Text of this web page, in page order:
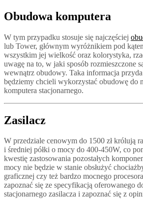
Obudowa komputera
W tym przypadku stosuje się najczęściej
lub Tower, głównym wyróżnikiem pod
wszystkim jej wielkość oraz kolorystyka,
uwagę na to, w jaki sposób rozmieszczone
wewnątrz obudowy. Taka informacja
będziemy chcieli wykorzystać obudowę do
komputera stacjonarnego.
Zasilacz
W przedziale cenowym do 1500 zł królują
i średniej półki o mocy do 400-450W, co
kwestię zastosowania pozostałych
mocy nie będzie w stanie obsłużyć
graficznej czy też bardzo mocnego
zapoznać się ze specyfikacją oferowanego
stacjonarnego zasilacza i zapoznać się z